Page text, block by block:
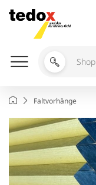
Inhalt
springen
Shop
durchsuchen
StartseiteFaltvorhänge